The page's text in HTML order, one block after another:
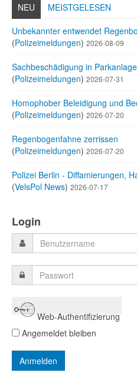
NEU
MEISTGELESEN
Unbekannter entwendet
(Polizeimeldungen) 2026-08-09
Sachbeschädigung in Parkanlage
(Polizeimeldungen) 2026-07-31
Homophober Beleidigung und
(Polizeimeldungen) 2026-07-20
Regenbogenfahne zerrissen
(Polizeimeldungen) 2026-07-20
Polizei Berlin - Diffamierungen,
(VelsPol News) 2026-07-17
Login
Web-Authentifizierung
Angemeldet bleiben